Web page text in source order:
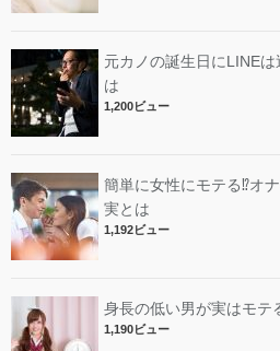
元カノの誕生日にLINE
は
1,200ビュー
簡単に女性にモテる⁉︎オ
実とは
1,192ビュー
身長の低い男が実はモテ
1,190ビュー